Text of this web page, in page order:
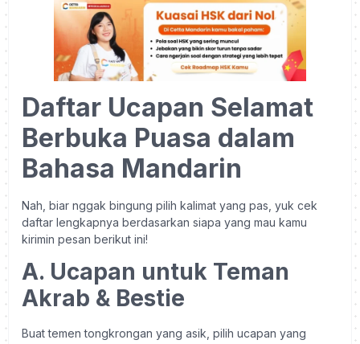
Daftar Ucapan Selamat
Berbuka Puasa dalam
Bahasa Mandarin
Nah, biar nggak bingung pilih kalimat yang pas, yuk cek
daftar lengkapnya berdasarkan siapa yang mau kamu
kirimin pesan berikut ini!
A. Ucapan untuk Teman
Akrab & Bestie
Buat temen tongkrongan yang asik, pilih ucapan yang